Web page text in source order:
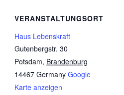
VERANSTALTUNGSORT
Haus Lebenskraft
Gutenbergstr. 30
Potsdam, Brandenburg
14467 Germany Google
Karte anzeigen